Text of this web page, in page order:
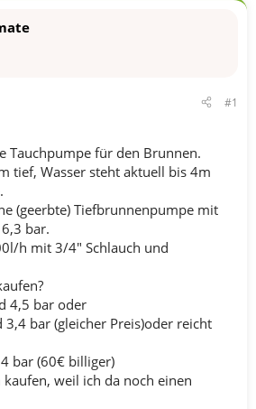
#1
Tauchpumpe für den Brunnen.
tief, Wasser steht aktuell bis 4m
(geerbte) Tiefbrunnenpumpe mit
bar.
h mit 3/4" Schlauch und
4,5 bar oder
bar (gleicher Preis)oder reicht
bar (60€ billiger)
weil ich da noch einen